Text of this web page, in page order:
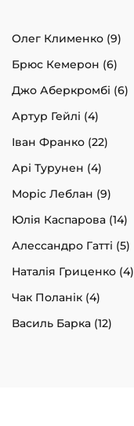
Олег Клименко (9)
Брюс Кемерон (6)
Джо Аберкромбі (6)
Артур Гейлі (4)
Іван Франко (22)
Арі Турунен (4)
Моріс Леблан (9)
Юлія Каспарова (14)
Алессандро Гатті (5)
Наталія Гриценко (4)
Чак Поланік (4)
Василь Барка (12)